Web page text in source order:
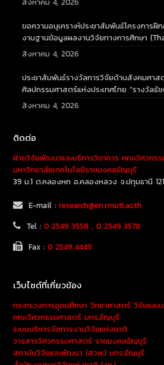
สิงหาคม 4, 2026
ขอความอนุเคราะห์ประชาสัมพันธ์โครงการฝึ
งานฐานข้อมูลผลงานวิจัยทางการศึกษา
สิงหาคม 4, 2026
ประชาสัมพันธ์รางวัลการวิจัยด้านสังคมศา
ศิลปกรรมศาสตร์แห่งประเทศไทย “รางวัลธัช
สิงหาคม 4, 2026
ติดต่อ
ฝ่ายวิจัยพัฒนาและบริการวิชาการ คณะวิศวกร
มหาวิทยาลัยเทคโนโลยีราชมงคลธัญบุรี
39 ม.1 ต.คลองหก อ.คลองหลวง จ.ปทุมธานี
E-mail :research@en.rmutt.ac.th
Tel :0 2549 3558 , 0 2549 3578
Fax :0 2549 4449
เว็บไซต์ที่เกี่ยวข้อง
กระทรวงการอุดมศึกษา วิทยาศาสตร์ วิจัยและ
คณะวิศวกรรมศาสตร์ มทร.ธัญบุรี
ระบบบริหารจัดการงานวิจัยแห่งชาติ
วารสารวิศวกรรมศาสตร์ ราชมงคลธัญบุรี
สถาบันวิจัยและพัฒนา (สวพ.) มทร.ธัญบุรี